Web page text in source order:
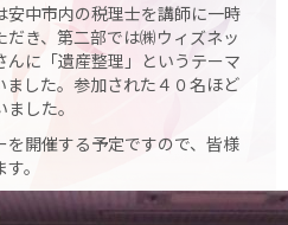
中市内の税理士を講師に一時
き、第二部では㈱ウィズネッ
んに「遺産整理」というテーマ
した。参加された４０名ほど
した。
開催する予定ですので、皆様
。